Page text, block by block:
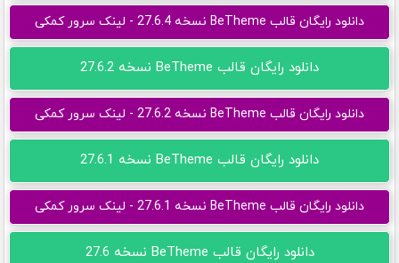
دانلود رایگان قالب BeTheme نسخه 27.6.4 - لینک سرور کمکی
دانلود رایگان قالب BeTheme نسخه 27.6.2
دانلود رایگان قالب BeTheme نسخه 27.6.2 - لینک سرور کمکی
دانلود رایگان قالب BeTheme نسخه 27.6.1
دانلود رایگان قالب BeTheme نسخه 27.6.1 - لینک سرور کمکی
دانلود رایگان قالب BeTheme نسخه 27.6